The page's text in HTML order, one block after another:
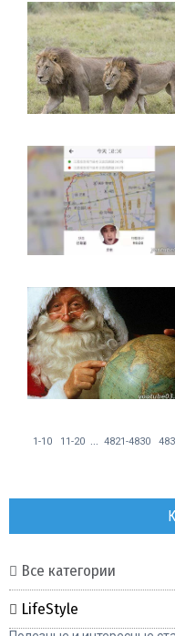
1-10 11-20 4821-4830
Все категории
LifeStyle